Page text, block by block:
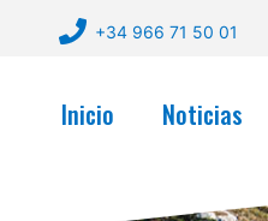
+34 966 71 50 01
Inicio Noticias